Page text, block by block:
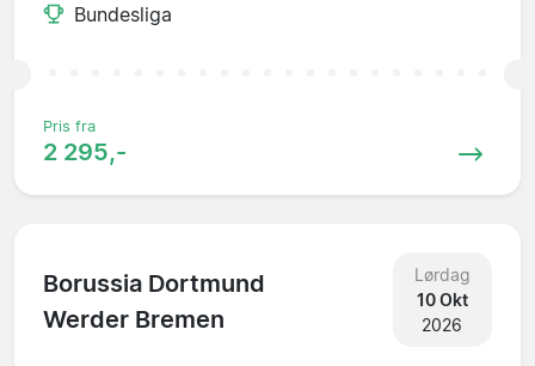
Bundesliga
Pris fra
2 295,-
Borussia Dortmund
Werder Bremen
Lørdag
10 Okt
2026